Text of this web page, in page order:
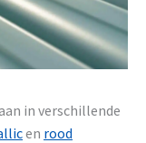
in verschillende
en rood